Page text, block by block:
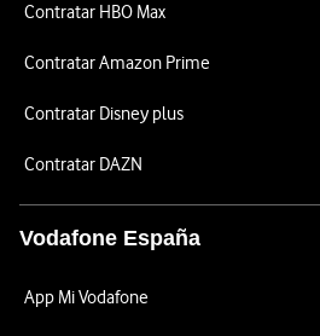
Contratar HBO Max
Contratar Amazon Prime
Contratar Disney plus
Contratar DAZN
Vodafone España
App Mi Vodafone